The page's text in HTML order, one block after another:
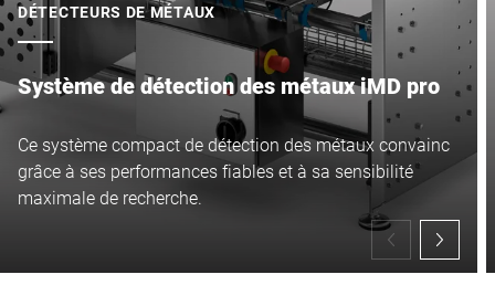
DÉTECTEURS DE MÉTAUX
Système de détection des métaux iMD pro
Ce système compact de détection des métaux convainc
grâce à ses performances fiables et à sa sensibilité
maximale de recherche.